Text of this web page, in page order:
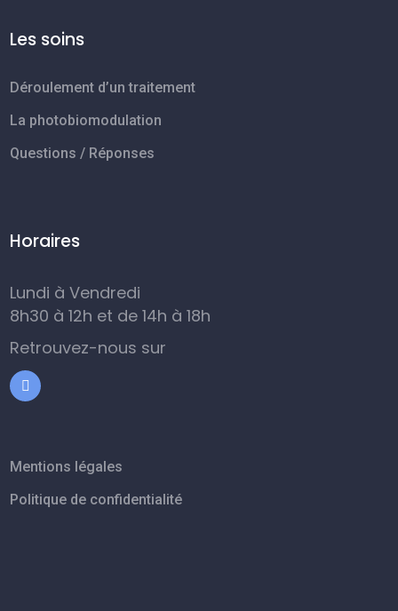
Les soins
Déroulement d’un traitement
La photobiomodulation
Questions / Réponses
Horaires
Lundi à Vendredi
8h30 à 12h et de 14h à 18h
Retrouvez-nous sur
Mentions légales
Politique de confidentialité